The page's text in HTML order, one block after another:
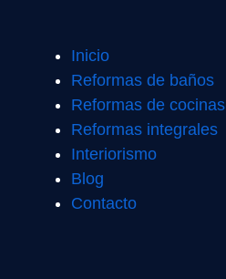
Inicio
Reformas de baños
Reformas de cocinas
Reformas integrales
Interiorismo
Blog
Contacto